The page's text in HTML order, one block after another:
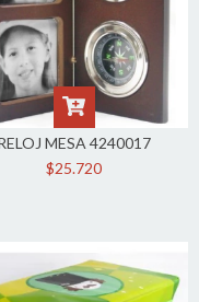
MESA 4240017
$25.720